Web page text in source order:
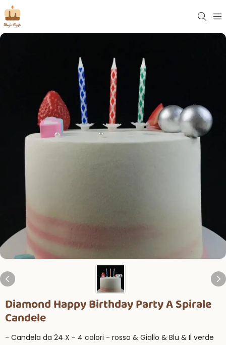
Diamond Happy Birthday Party A Spirale
Candele
- Candela da 24 X - 4 colori - rosso & Giallo & Blu & Il verde